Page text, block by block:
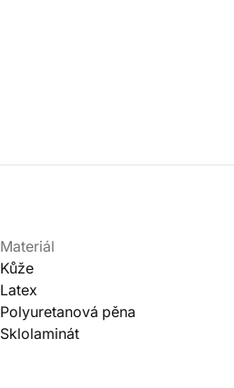
Materiál
Kůže
Latex
Polyuretanová pěna
Sklolaminát